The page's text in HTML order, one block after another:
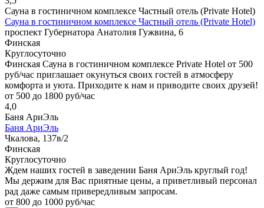
Сауна в гостиничном комплексе Частный отель (Private Hotel)
Сауна в гостиничном комплексе Частный отель (Private Hotel)
проспект Губернатора Анатолия Гужвина, 6
Финская
Круглосуточно
Финская Сауна в гостиничном комплексе Private Hotel от 500
руб/час приглашает окунуться своих гостей в атмосферу
комфорта и уюта. Приходите к нам и приводите своих друзей!
от 500 до 1800 руб/час
4,0
Баня АриЭль
Баня АриЭль
Чкалова, 137в/2
Финская
Круглосуточно
Ждем наших гостей в заведении Баня АриЭль круглый год!
Мы держим для Вас приятные цены, а приветливый персонал
рад даже самым привередливым запросам.
от 800 до 1000 руб/час